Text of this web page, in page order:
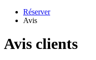
Réserver
Avis
Avis clients